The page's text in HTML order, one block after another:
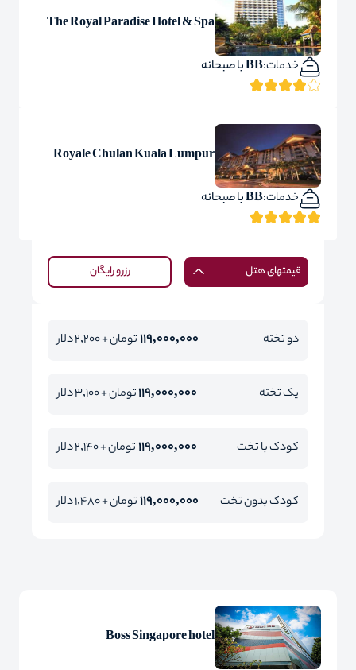
The Royal Paradise Hotel & Spa
خدمات:BB با صبحانه
Royale Chulan Kuala Lumpur
خدمات:BB با صبحانه
رزرو رایگان قیمتهای هتل
دو تخته 119,000,000تومان + 2,200 دلار
یک تخته 119,000,000تومان + 3,100 دلار
کودک با تخت 119,000,000تومان + 2,140 دلار
کودک بدون تخت 119,000,000تومان + 1,480 دلار
Boss Singapore hotel